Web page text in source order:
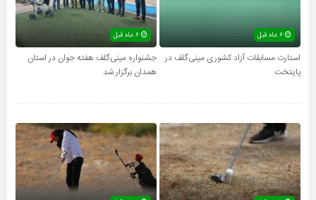
۶ ماه قبل
استارت مسابقات آزاد کشوری مینی‌گلف در
پایتخت
جشنواره مینی‌گلف هفته جوان در استان
همدان برگزار شد